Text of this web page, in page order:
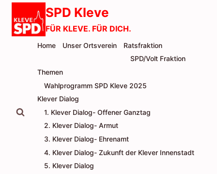
Inhalt
springen
SPD Kleve
FÜR KLEVE. FÜR DICH.
Home Unser Ortsverein
Ratsfraktion
SPD/Volt Fraktion
Themen
Wahlprogramm SPD Kleve 2025
Klever Dialog
1. Klever Dialog- Offener Ganztag
2. Klever Dialog- Armut
3. Klever Dialog- Ehrenamt
4. Klever Dialog- Zukunft der Klever Innenstadt
5. Klever Dialog